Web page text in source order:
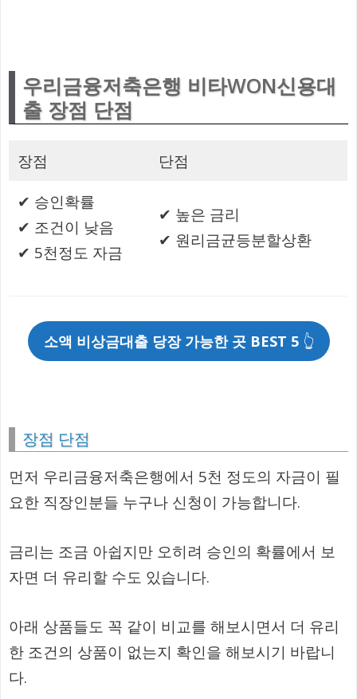
우리금융저축은행 비타WON신용대
출 장점 단점
장점
단점
✔ 승인확률
✔ 조건이 낮음
✔ 5천정도 자금
✔ 높은 금리
✔ 원리금균등분할상환
소액 비상금대출 당장 가능한 곳 BEST 5 👆
장점 단점
먼저 우리금융저축은행에서 5천 정도의 자금이 필
요한 직장인분들 누구나 신청이 가능합니다.
금리는 조금 아쉽지만 오히려 승인의 확률에서 보
자면 더 유리할 수도 있습니다.
아래 상품들도 꼭 같이 비교를 해보시면서 더 유리
한 조건의 상품이 없는지 확인을 해보시기 바랍니
다.